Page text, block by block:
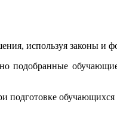
используя законы
подобранные
подготовке